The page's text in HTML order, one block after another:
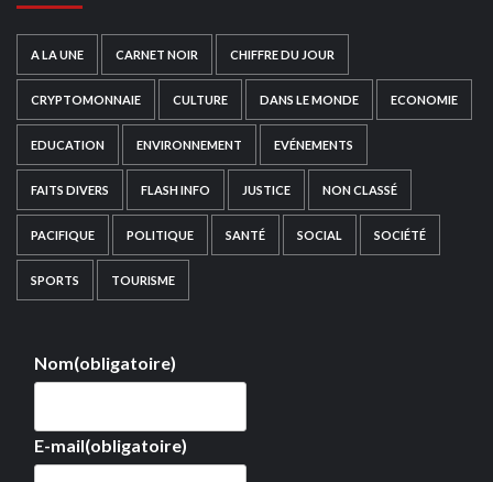
A LA UNE CARNET NOIR CHIFFRE DU JOUR
CRYPTOMONNAIE CULTURE DANS LE MONDE ECONOMIE
EDUCATION ENVIRONNEMENT EVÉNEMENTS
FAITS DIVERS FLASH INFO JUSTICE NON CLASSÉ
PACIFIQUE POLITIQUE SANTÉ SOCIAL SOCIÉTÉ
SPORTS TOURISME
Nom(obligatoire)
E-mail(obligatoire)